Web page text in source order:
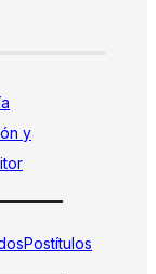
y
Postítulos